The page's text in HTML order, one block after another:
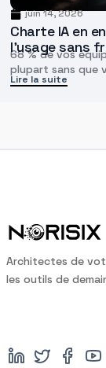
juin 14, 2026
Charte IA en
l’usage sans
68 % de vos
plupart sans que
Lire la suite
Architectes de vot
les outils de demai